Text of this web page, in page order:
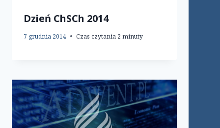
Dzień ChSCh 2014
7 grudnia 2014 Czas czytania 2 minuty